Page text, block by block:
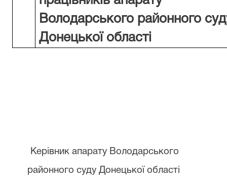
Володарського районного
Донецької області
Керівник апарату Володарського
районного суду Донецької